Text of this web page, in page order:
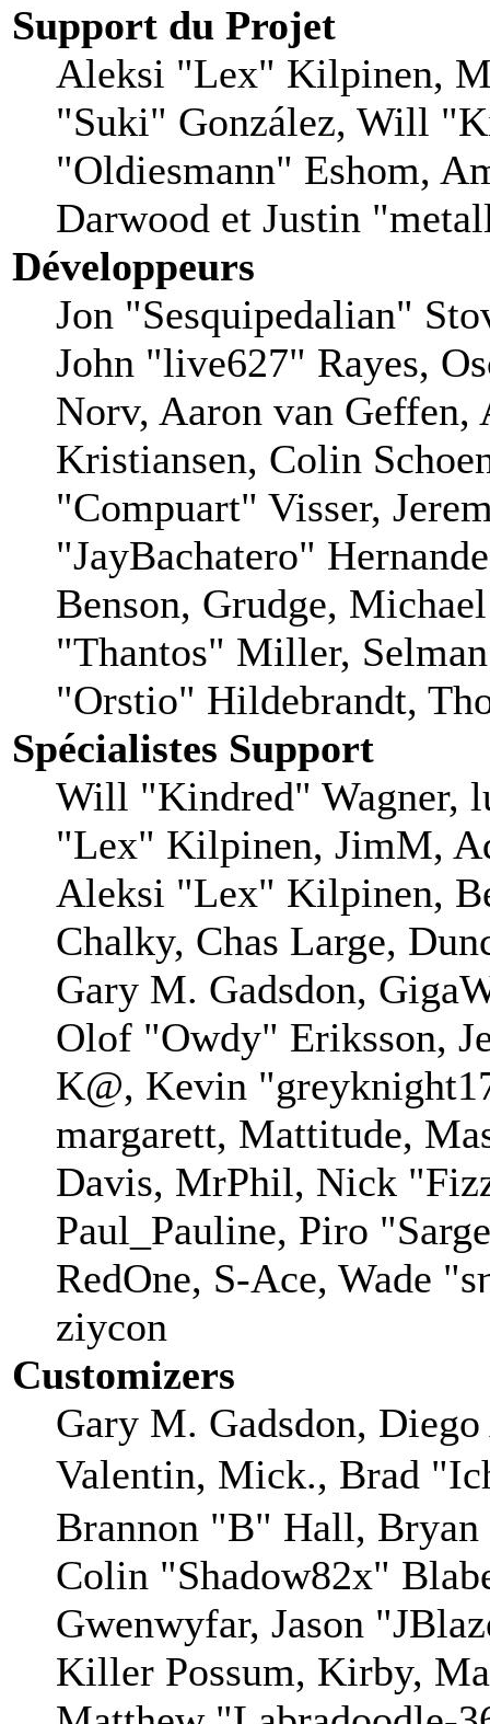
Support du Projet
Aleksi "Lex" Kilpinen,
"Suki" González, Will
"Oldiesmann" Eshom,
Darwood et Justin
Développeurs
Jon "Sesquipedalian"
John "live627" Rayes,
Norv, Aaron van
Kristiansen, Colin
"Compuart" Visser,
"JayBachatero"
Benson, Grudge,
"Thantos" Miller,
"Orstio" Hildebrandt,
Spécialistes Support
Will "Kindred" Wagner,
"Lex" Kilpinen, JimM,
Aleksi "Lex" Kilpinen,
Chalky, Chas Large,
Gary M. Gadsdon,
Olof "Owdy" Eriksson,
K@, Kevin
margarett, Mattitude,
Davis, MrPhil, Nick
Paul_Pauline, Piro
RedOne, S-Ace, Wade
ziycon
Customizers
Gary M. Gadsdon,
Valentin, Mick., Brad
Brannon "B" Hall,
Colin "Shadow82x"
Gwenwyfar, Jason
Killer Possum, Kirby,